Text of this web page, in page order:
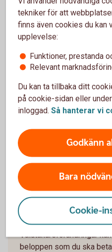
Räkneexempel
Ett lånebelopp på 1
ränta (3 mån bunden,
återbetalningstid 50
Nyckelkund 4,02 %).
Första
belopp att betala om
lånets löptid är 1 986
Exemplet bygger på
uppläggningsavgift eller
förutsatt att du aviseras
tillkommer en kostnad på
Valutakursförändringar
beloppen som du ska
tekniker för att
finns även cookies du kan
upplevelse:
Funktioner, prestanda
Relevant
Du kan ta tillbaka ditt
på cookie-sidan eller
inloggad. Så hanterar vi
Godkänn
Bara
Cookie-